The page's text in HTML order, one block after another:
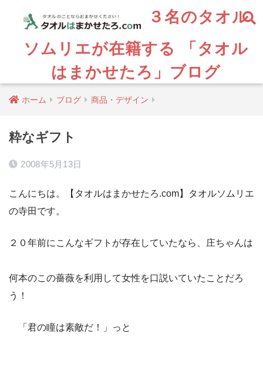
３名のタオル
ソムリエが在籍する 「タオル
はまかせたろ」ブログ
ホーム ブログ 商品・デザイン
粋なギフト
2008年5月13日
こんにちは。【タオルはまかせたろ.com】タオルソムリエ
の寺田です。
２０年前にこんなギフトが存在していたなら、庄ちゃんは
何本のこの薔薇を利用して女性を口説いていたことだろ
う！
「君の瞳は素敵だ！」っと